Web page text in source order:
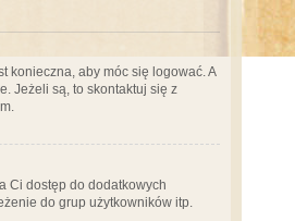
konieczna, aby móc się logować. A
Jeżeli są, to skontaktuj się z
Ci dostęp do dodatkowych
do grup użytkowników itp.